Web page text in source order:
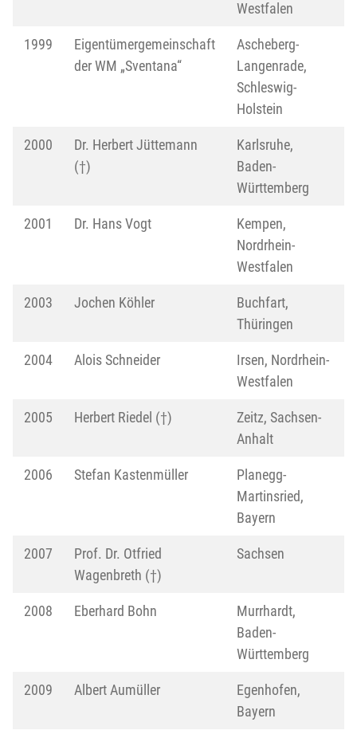
Westfalen
1999
Eigentümergemeinschaft
der WM „Sventana“
Ascheberg-
Langenrade,
Schleswig-
Holstein
2000
Dr. Herbert Jüttemann
(†)
Karlsruhe,
Baden-
Württemberg
2001 Dr. Hans Vogt
Kempen,
Nordrhein-
Westfalen
2003 Jochen Köhler
Buchfart,
Thüringen
2004 Alois Schneider
Irsen, Nordrhein-
Westfalen
2005 Herbert Riedel (†)
Zeitz, Sachsen-
Anhalt
2006 Stefan Kastenmüller
Planegg-
Martinsried,
Bayern
2007
Prof. Dr. Otfried
Wagenbreth (†)
Sachsen
2008 Eberhard Bohn
Murrhardt,
Baden-
Württemberg
2009 Albert Aumüller
Egenhofen,
Bayern